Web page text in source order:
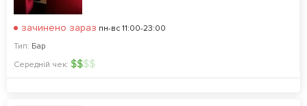
зачинено зараз пн-вс 11:00-23:00
Тип: Бар
Середній чек: $$$$